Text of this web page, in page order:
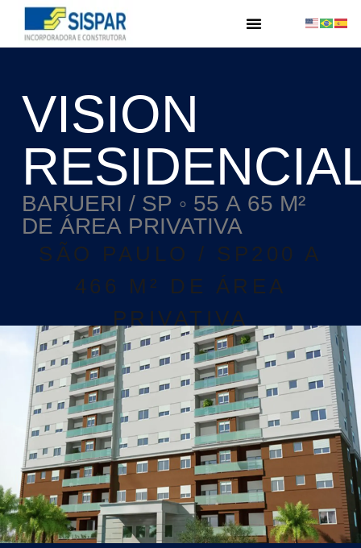
VISION
BARUERI / SP ◦ 55 A 65 M²
DE ÁREA PRIVATIVA
SÃO PAULO / SP200 A
466 M² DE ÁREA
PRIVATIVA